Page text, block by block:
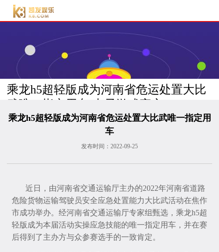
电子游戏官方-电子游
乘龙h5超轻版成为河南省危运处置大比
武唯一指定用车-电子游戏官方
乘龙h5超轻版成为河南省危运处置大比武唯一指定用
车
发布时间： 2022-09-25
回
列
近日，由河南省交通运输厅主办的2022年河南省道路
危险货物运输驾驶员安全应急处置能力大比武活动在焦作
市成功举办。经河南省交通运输厅专家组甄选，乘龙h5超
轻版成为本届活动实操应急技能的唯一指定用车，并在赛
后得到了主办方与众参赛选手的一致肯定。